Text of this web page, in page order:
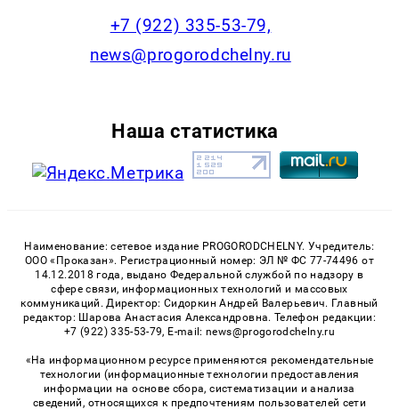
+7 (922) 335-53-79,
news@progorodchelny.ru
Наша статистика
Наименование: сетевое издание PROGORODCHELNY. Учредитель:
ООО «Проказан». Регистрационный номер: ЭЛ № ФС 77-74496 от
14.12.2018 года, выдано Федеральной службой по надзору в
сфере связи, информационных технологий и массовых
коммуникаций. Директор: Сидоркин Андрей Валерьевич. Главный
редактор: Шарова Анастасия Александровна. Телефон редакции:
+7 (922) 335-53-79, E-mail: news@progorodchelny.ru
«На информационном ресурсе применяются рекомендательные
технологии (информационные технологии предоставления
информации на основе сбора, систематизации и анализа
сведений, относящихся к предпочтениям пользователей сети